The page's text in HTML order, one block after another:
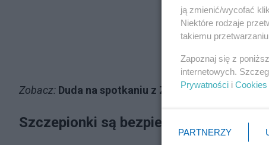
Zobacz: Duda na spotkaniu z Zełenskim w Wiśle w
Szczepionki są bezpieczne
ją zmienić/wycofać
Niektóre rodzaje
takiemu
Zapoznaj się z
internetowych.
Prywatności i Cookies
PARTNERZY